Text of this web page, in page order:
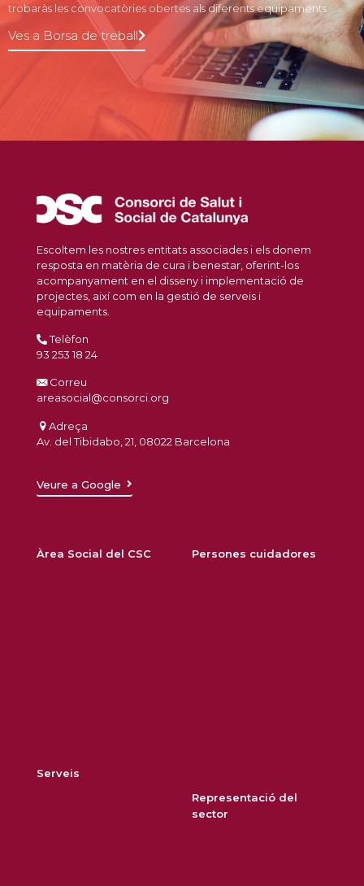
trobaràs les convocatòries obertes als diferents equipaments
Ves a Borsa de treball
Escoltem les nostres entitats associades i els donem
resposta en matèria de cura i benestar, oferint-los
acompanyament en el disseny i implementació de
projectes, així com en la gestió de serveis i
equipaments.
Telèfon
93 253 18 24
Correu
areasocial@consorci.org
Adreça
Av. del Tibidabo, 21, 08022 Barcelona
Veure a Google
Àrea Social del CSC
Serveis
Persones cuidadores
Representació del
sector